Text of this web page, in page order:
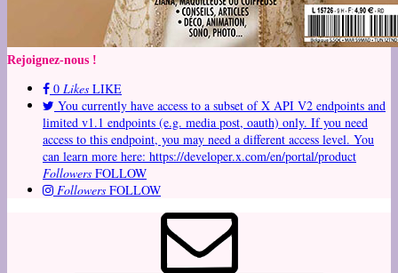
Rejoignez-nous !
0 Likes LIKE
You currently have access to a subset of X API V2 endpoints and
limited v1.1 endpoints (e.g. media post, oauth) only. If you need
access to this endpoint, you may need a different access level. You
can learn more here: https://developer.x.com/en/portal/product
Followers FOLLOW
Followers FOLLOW